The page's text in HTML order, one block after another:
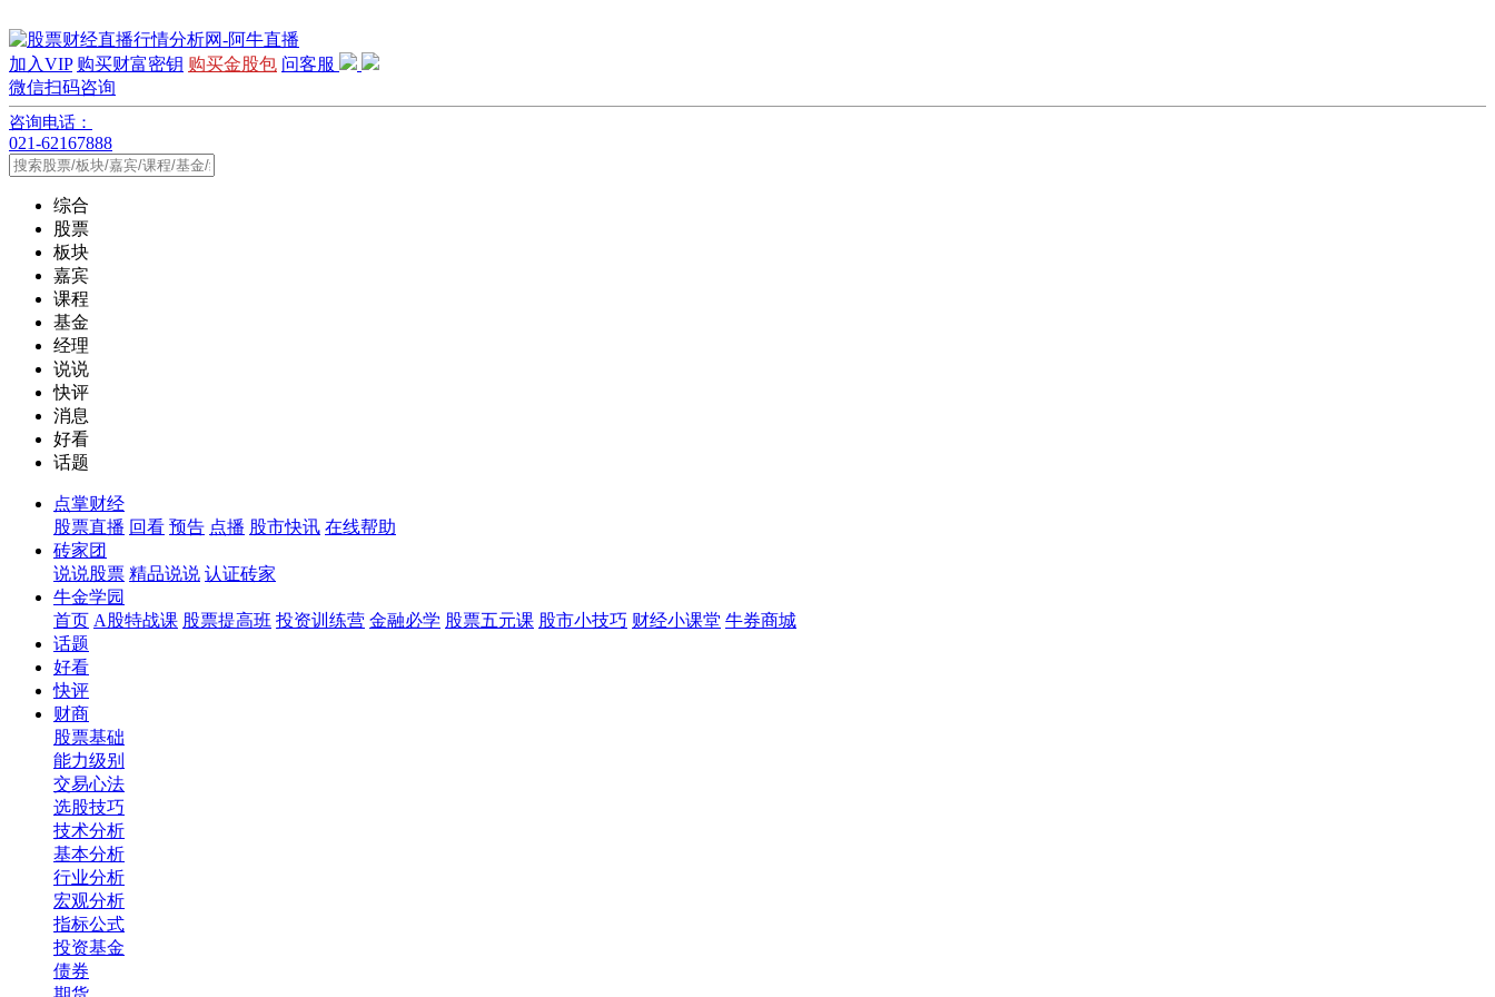
加入VIP 购买财富密钥 购买金股包 问客服
微信扫码咨询
咨询电话：
021-62167888
综合
股票
板块
嘉宾
课程
基金
经理
说说
快评
消息
好看
话题
点掌财经
股票直播 回看 预告 点播 股市快讯 在线帮助
砖家团
说说股票 精品说说 认证砖家
牛金学园
首页 A股特战课 股票提高班 投资训练营 金融必学 股票五元课 股市小技巧 财经小课堂 牛券商城
话题
好看
快评
财商
股票基础
能力级别
交易心法
选股技巧
技术分析
基本分析
行业分析
宏观分析
指标公式
投资基金
债券